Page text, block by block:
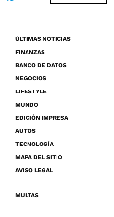
ÚLTIMAS NOTICIAS
FINANZAS
BANCO DE DATOS
NEGOCIOS
LIFESTYLE
MUNDO
EDICIÓN IMPRESA
AUTOS
TECNOLOGÍA
MAPA DEL SITIO
AVISO LEGAL
MULTAS